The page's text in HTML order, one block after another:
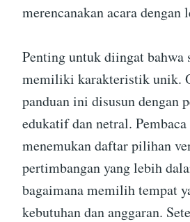
merencanakan acara dengan
Penting untuk diingat bahwa
memiliki karakteristik unik.
panduan ini disusun dengan
edukatif dan netral.
menemukan daftar pilihan
pertimbangan yang lebih
bagaimana memilih tempat
kebutuhan dan anggaran.